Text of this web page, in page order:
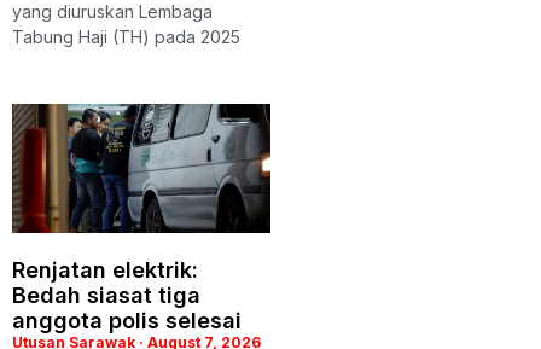
yang diuruskan Lembaga
Tabung Haji (TH) pada 2025
Renjatan elektrik:
Bedah siasat tiga
anggota polis selesai
Utusan Sarawak August 7, 2026